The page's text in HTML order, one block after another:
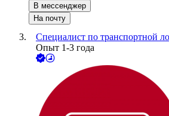
В мессенджер
На почту
Специалист по транспортной
Опыт 1-3 года